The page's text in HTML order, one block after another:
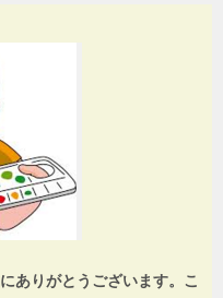
ありがとうございます。こ